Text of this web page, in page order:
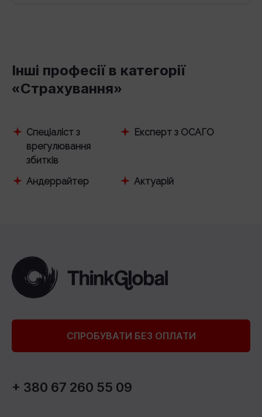
Інші професії в категорії
«Страхування»
Спеціаліст з
врегулювання
збитків
Експерт з ОСАГО
Андеррайтер Актуарій
СПРОБУВАТИ БЕЗ ОПЛАТИ
+ 380 67 260 55 09